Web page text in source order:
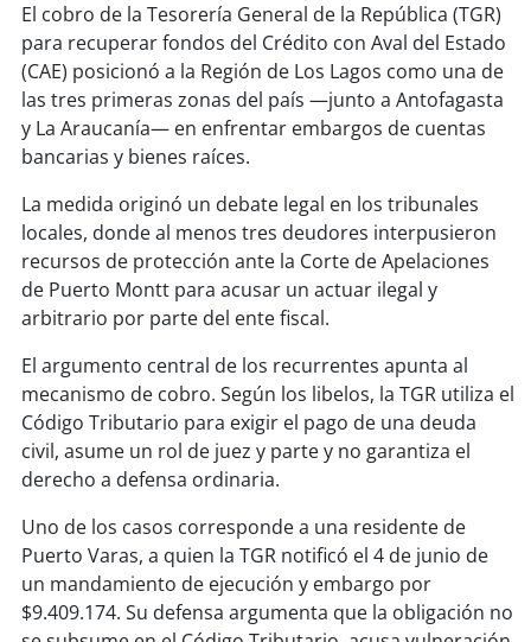
soyantofagasta
soy copiapó
soyvalparaíso
soy quillota
soysanantonio
soysancarlos
soytalcahuano
soy concepción
soycoronel
El cobro de la Tesorería General de la República (TGR)
para recuperar fondos del Crédito con Aval del Estado
(CAE) posicionó a la Región de Los Lagos como una de
las tres primeras zonas del país —junto a Antofagasta
y La Araucanía— en enfrentar embargos de cuentas
bancarias y bienes raíces.
La medida originó un debate legal en los tribunales
locales, donde al menos tres deudores interpusieron
recursos de protección ante la Corte de Apelaciones
de Puerto Montt para acusar un actuar ilegal y
arbitrario por parte del ente fiscal.
El argumento central de los recurrentes apunta al
mecanismo de cobro. Según los libelos, la TGR utiliza el
Código Tributario para exigir el pago de una deuda
civil, asume un rol de juez y parte y no garantiza el
derecho a defensa ordinaria.
Uno de los casos corresponde a una residente de
Puerto Varas, a quien la TGR notificó el 4 de junio de
un mandamiento de ejecución y embargo por
$9.409.174. Su defensa argumenta que la obligación no